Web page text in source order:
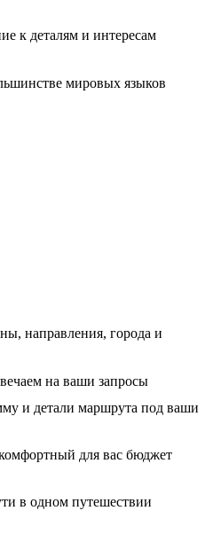
к деталям и интересам
мировых языков
направления, города и
на ваши запросы
и детали маршрута под ваши
для вас бюджет